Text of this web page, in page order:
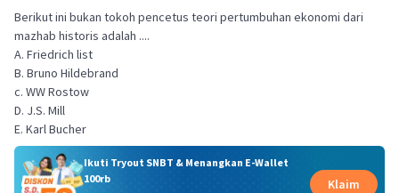
Berikut ini bukan tokoh pencetus teori pertumbuhan ekonomi dari
mazhab historis adalah ....
A. Friedrich list
B. Bruno Hildebrand
c. WW Rostow
D. J.S. Mill
E. Karl Bucher
Ikuti Tryout SNBT & Menangkan E-Wallet
100rb
Klaim